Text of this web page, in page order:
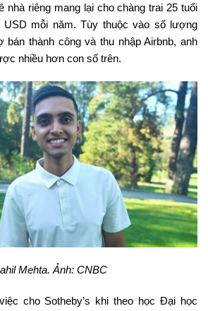
nhà riêng mang lại cho chàng trai 25 tuổi
USD mỗi năm. Tùy thuộc vào số lượng
bán thành công và thu nhập Airbnb, anh
nhiều hơn con số trên.
Mehta. Ảnh: CNBC
cho Sotheby’s khi theo học Đại học